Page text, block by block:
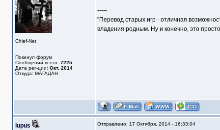
Chief-Net
Покинул форум
Сообщений всего: 7225
Дата рег-ции: Окт. 2014
Откуда: МАГАДАН
-----
"Перевод старых игр - отличная
владения родным. Ну и конечно, это
lupus Отправлено: 17 Октября, 2014 - 16:33:04